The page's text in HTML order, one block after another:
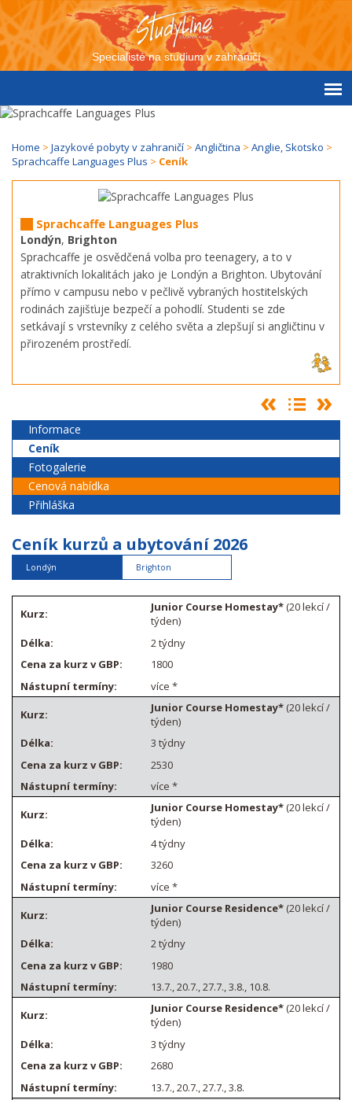
Specialisté na studium v zahraničí
Home > Jazykové pobyty v zahraničí > Angličtina > Anglie, Skotsko >
Sprachcaffe Languages Plus > Ceník
Sprachcaffe Languages Plus
Londýn, Brighton
Sprachcaffe je osvědčená volba pro teenagery, a to v
atraktivních lokalitách jako je Londýn a Brighton. Ubytování
přímo v campusu nebo v pečlivě vybraných hostitelských
rodinách zajišťuje bezpečí a pohodlí. Studenti se zde
setkávají s vrstevníky z celého světa a zlepšují si angličtinu v
přirozeném prostředí.
Informace
Ceník
Fotogalerie
Cenová nabídka
Přihláška
Ceník kurzů a ubytování 2026
Londýn Brighton
Junior Course Homestay*(20 lekcí /
týden)
2 týdny
1800
více *
Junior Course Homestay* (20 lekcí /
týden)
3 týdny
2530
více *
Junior Course Homestay*(20 lekcí /
týden)
4 týdny
3260
více *
Junior Course Residence* (20 lekcí /
týden)
2 týdny
1980
13.7., 20.7., 27.7., 3.8., 10.8.
Junior Course Residence*(20 lekcí /
týden)
3 týdny
2680
13.7., 20.7., 27.7., 3.8.